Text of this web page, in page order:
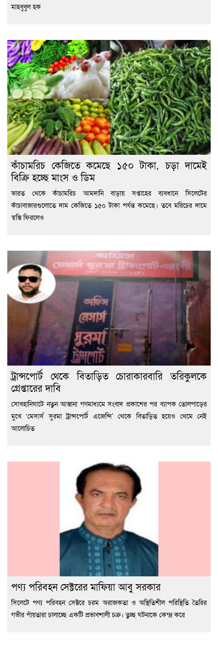
মাহবুবুল হক
কাঁচামরিচ কেজিতে কমেছে ১৫০ টাকা, চড়া দামেই
বিক্রি হচ্ছে মাংস ও ডিম
ভারত থেকে কাঁচামরিচ আমদানি বাড়ায় সপ্তাহের ব্যবধানে সিলেটের
কাঁচাবাজারগুলোতে দাম কেজিতে ১৫০ টাকা পর্যন্ত কমেছে। তবে মরিচের দামে
স্বস্তি ফিরলেও
ট্রান্সপোর্ট থেকে বিতাড়িত চোরাকারবারি তরিকুলকে
গ্রেপ্তারের দাবি
সোবহানিঘাটে নতুন আস্তানা গণমাধ্যমে সংবাদ প্রকাশের পর ব্যাপক তোলপাড়ের
মুখে ‘মেসার্স সুরমা ট্রান্সপোর্ট এজেন্সি’ থেকে বিতাড়িত হয়েও থেমে নেই
আলোচিত
পণ্য পরিবহন সেক্টরের মাফিয়া আবু সরকার
সিলেটে পণ্য পরিবহন সেক্টরে চরম অরাজকতা ও অস্থিতিশীল পরিস্থিতি তৈরির
গভীর পাঁয়তারা চালাচ্ছে একটি প্রভাবশালী চক্র। তুচ্ছ ঘটনাকে কেন্দ্র করে